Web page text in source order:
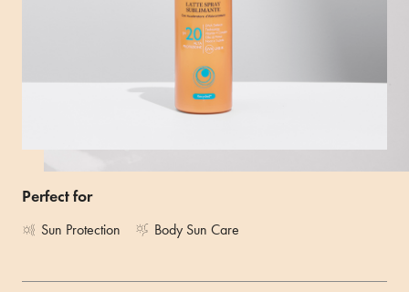
Enhancing lotion spray for the body with a fluid, ultra-light
and fast-absorbing texture.
Size 250ML
Perfect for
Sun Protection Body Sun Care